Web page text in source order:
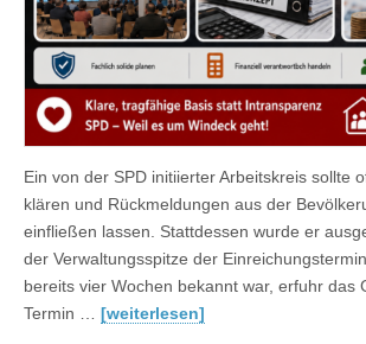
Ein von der SPD initiierter Arbeitskreis sollte
klären und Rückmeldungen aus der
einfließen lassen. Stattdessen wurde er
der Verwaltungsspitze der
bereits vier Wochen bekannt war, erfuhr das
Termin … [weiterlesen]